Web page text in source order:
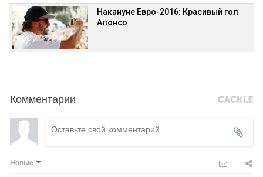
Накануне Евро-2016: Красивый гол
Алонсо
Комментарии
Новые